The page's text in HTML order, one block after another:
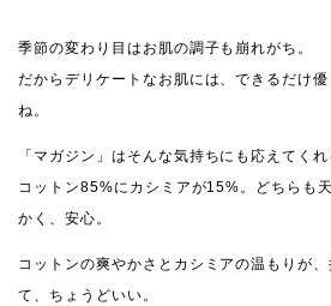
季節の変わり目はお肌の調子も崩れがち。
だからデリケートなお肌には、できるだけ
ね。
「マガジン」はそんな気持ちにも応えてくれ
コットン85%にカシミアが15%。どちらも
かく、安心。
コットンの爽やかさとカシミアの温もりが
て、ちょうどいい。